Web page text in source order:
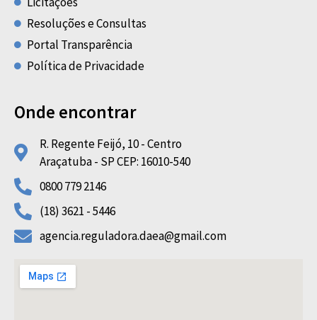
Resoluções e Consultas
Portal Transparência
Política de Privacidade
Onde encontrar
R. Regente Feijó, 10 - Centro
Araçatuba - SP CEP: 16010-540
0800 779 2146
(18) 3621 - 5446
agencia.reguladora.daea@gmail.com